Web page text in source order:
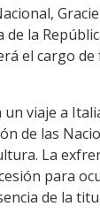
Link
de la
el cargo
viaje a
de las
La
para
de la